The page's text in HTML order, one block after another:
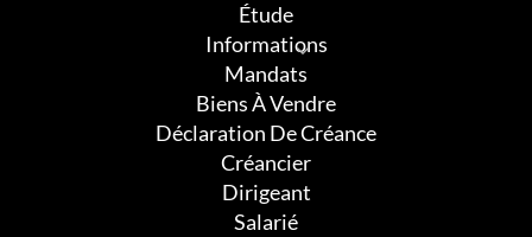
Étude
Informations
Mandats
Biens À Vendre
Déclaration De Créance
Créancier
Dirigeant
Salarié